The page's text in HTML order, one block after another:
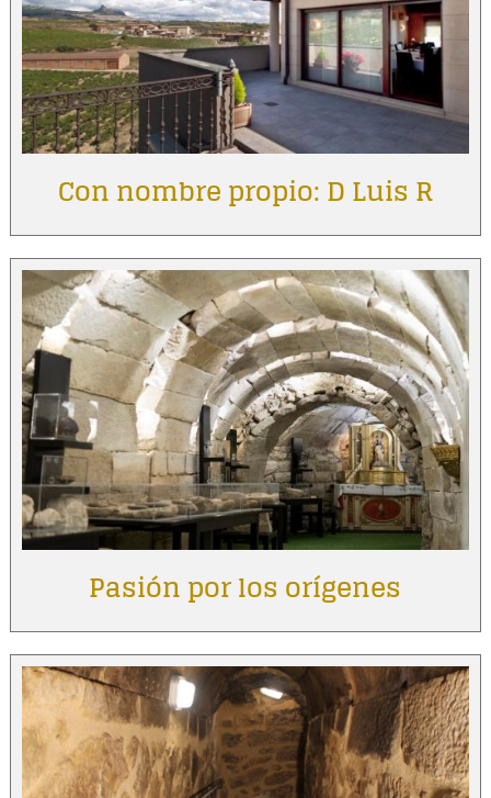
Con nombre propio: D Luis R
Pasión por los orígenes